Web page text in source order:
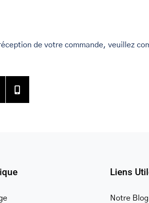
de votre commande, veuillez
Liens
Notre Blog